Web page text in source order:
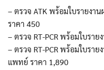
– ตรวจ ATK พร้อมใบรายงา
ราคา 450
– ตรวจ RT-PCR พร้อมใบรา
– ตรวจ RT-PCR พร้อมใบรา
แพทย์ ราคา 1,890